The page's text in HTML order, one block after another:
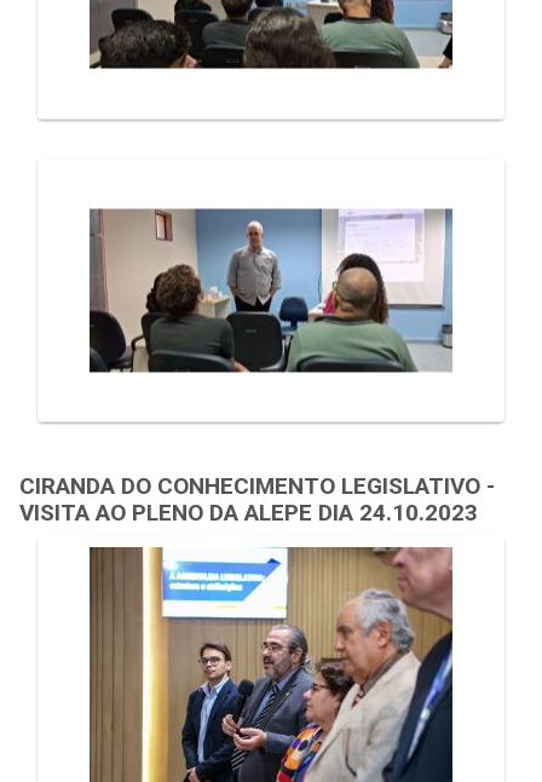
CIRANDA DO CONHECIMENTO LEGISLATIVO -
VISITA AO PLENO DA ALEPE DIA 24.10.2023
Galeria de Mídias